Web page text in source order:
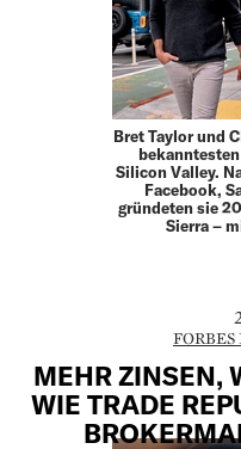
Bret Taylor und
Silicon Valley.
Facebook,
gründeten sie
Sierra –
MEHR ZINSEN,
WIE TRADE